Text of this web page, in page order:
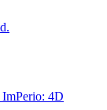
4D